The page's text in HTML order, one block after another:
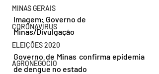
MINAS GERAIS
CORONAVÍRUS
ELEIÇÕES 2020
AGRONEGÓCIO
Imagem: Governo de
Minas/Divulgação
Governo de Minas confirma epidemia
de dengue no estado